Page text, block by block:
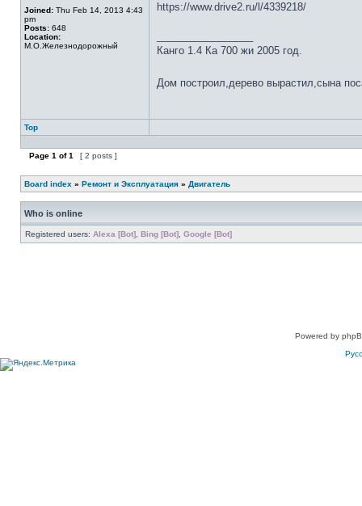
Joined: Thu Feb 14, 2013 4:43
pm
Posts: 648
Location:
М.О.Железнодорожный
https://www.drive2.ru/l/4339218/
Канго 1.4 Ка 700 жи 2005 год.
Дом построил,дерево вырастил,сына
Top
Page 1 of1 [ 2 posts ]
Board index » Ремонт и Эксплуатация » Двигатель
Who is online
Registered users: Alexa [Bot] Bing [Bot] Google [Bot]
Powered by